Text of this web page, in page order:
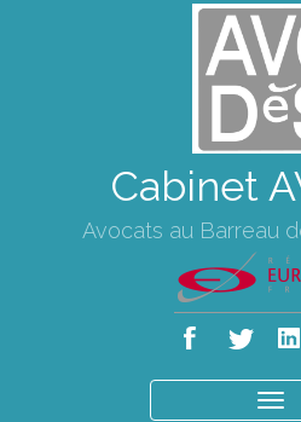
Cabinet
Avocats au Barreau